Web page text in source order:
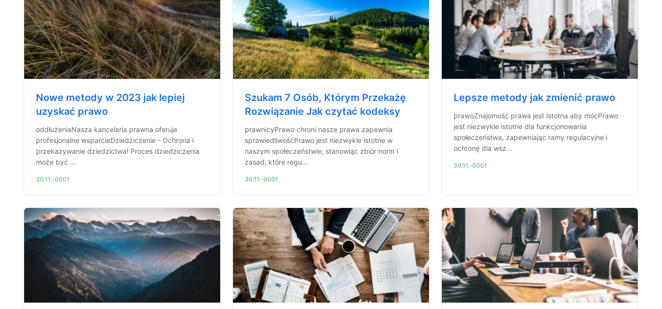
Nowe metody w 2023 jak lepiej
uzyskać prawo
oddłużeniaNasza kancelaria prawna oferuje
profesjonalne wsparcieDziedziczenie - Ochrona i
przekazywanie dziedzictwa! Proces dziedziczenia
może być ...
30.11.-0001
Szukam 7 Osób, Którym Przekażę
Rozwiązanie Jak czytać kodeksy
prawnicyPrawo chroni nasze prawa zapewnia
sprawiedliwośćPrawo jest niezwykle istotne w
naszym społeczeństwie, stanowiąc zbiór norm i
zasad, które regu...
30.11.-0001
Lepsze metody jak zmienić prawo
prawoZnajomość prawa jest istotna aby mócPrawo
jest niezwykle istotne dla funkcjonowania
społeczeństwa, zapewniając ramy regulacyjne i
ochronę dla wsz...
30.11.-0001